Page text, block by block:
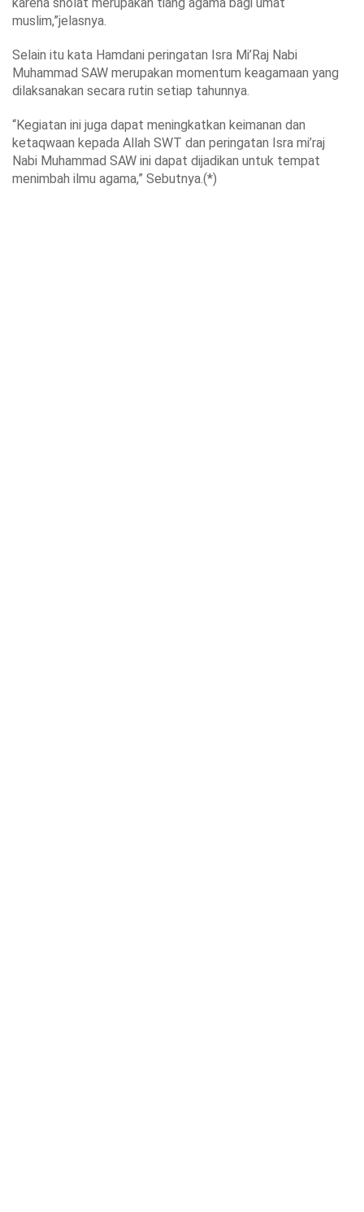
muslim,”jelasnya.
Selain itu kata Hamdani peringatan Isra Mi’Raj Nabi
Muhammad SAW merupakan momentum keagamaan yang
dilaksanakan secara rutin setiap tahunnya.
“Kegiatan ini juga dapat meningkatkan keimanan dan
ketaqwaan kepada Allah SWT dan peringatan Isra mi’raj
Nabi Muhammad SAW ini dapat dijadikan untuk tempat
menimbah ilmu agama,” Sebutnya.(*)